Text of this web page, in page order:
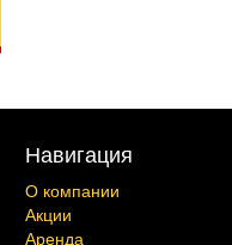
Навигация
О компании
Акции
Аренда